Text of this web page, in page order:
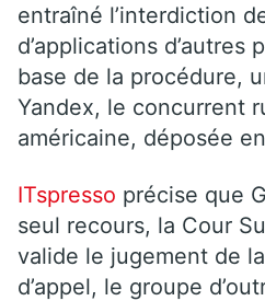
entraîné l’interdiction
d’applications d’autres
base de la procédure,
Yandex, le concurrent
américaine, déposée
ITspresso précise que
seul recours, la Cour
valide le jugement de
d’appel, le groupe